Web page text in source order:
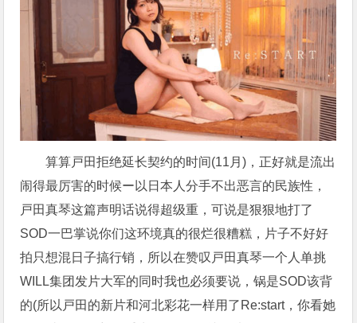
算算戸田拒绝延长契约的时间(11月)，正好就是流出
闹得最厉害的时候ー以日本人分手不出恶言的民族性，
戸田真琴这篇声明话说得超级重，可说是狠狠地打了
SOD一巴掌说你们这环境真的很烂很糟糕，片子不好好
拍只想混日子搞行销，所以在赞叹戸田真琴一个人单挑
WILL集团发片大军的同时我也必须要说，锅是SOD该背
的(所以戸田的新片和河北彩花一样用了Re:start，你看她